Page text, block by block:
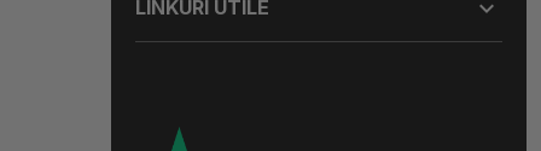
LINKURI UTILE 